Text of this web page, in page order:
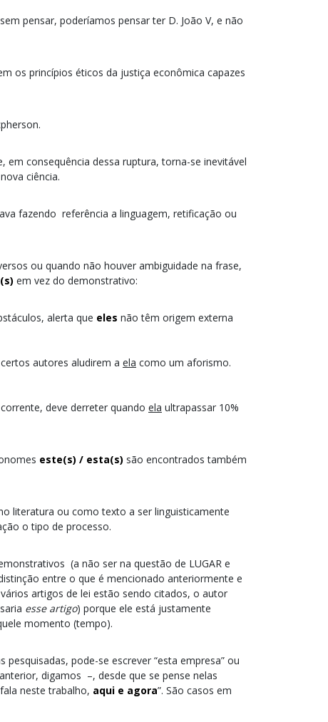
pensar, poderíamos pensar ter D. João V, e não
os princípios éticos da justiça econômica capazes
consequência dessa ruptura, torna-se inevitável
ciência.
fazendo referência a linguagem, retificação ou
ou quando não houver ambiguidade na frase,
em vez do demonstrativo:
alerta que eles não têm origem externa
autores aludirem a ela como um aforismo.
deve derreter quando ela ultrapassar 10%
este(s) / esta(s) são encontrados também
literatura ou como texto a ser linguisticamente
o tipo de processo.
(a não ser na questão de LUGAR e
entre o que é mencionado anteriormente e
artigos de lei estão sendo citados, o autor
esse artigo) porque ele está justamente
momento (tempo).
pode-se escrever “esta empresa” ou
digamos –, desde que se pense nelas
neste trabalho, aqui e agora”. São casos em